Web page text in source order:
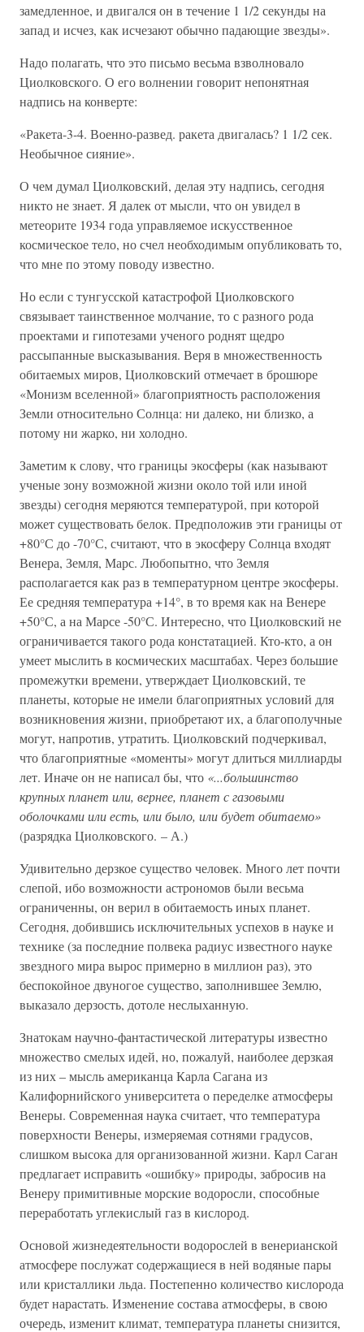
замедленное, и двигался он в течение 1 1/2 секунды на
запад и исчез, как исчезают обычно падающие звезды».
Надо полагать, что это письмо весьма взволновало
Циолковского. О его волнении говорит непонятная
надпись на конверте:
«Ракета-3-4. Военно-развед. ракета двигалась? 1 1/2 сек.
Необычное сияние».
О чем думал Циолковский, делая эту надпись, сегодня
никто не знает. Я далек от мысли, что он увидел в
метеорите 1934 года управляемое искусственное
космическое тело, но счел необходимым опубликовать то,
что мне по этому поводу известно.
Но если с тунгусской катастрофой Циолковского
связывает таинственное молчание, то с разного рода
проектами и гипотезами ученого роднят щедро
рассыпанные высказывания. Веря в множественность
обитаемых миров, Циолковский отмечает в брошюре
«Монизм вселенной» благоприятность расположения
Земли относительно Солнца: ни далеко, ни близко, а
потому ни жарко, ни холодно.
Заметим к слову, что границы экосферы (как называют
ученые зону возможной жизни около той или иной
звезды) сегодня меряются температурой, при которой
может существовать белок. Предположив эти границы от
+80°С до -70°С, считают, что в экосферу Солнца входят
Венера, Земля, Марс. Любопытно, что Земля
располагается как раз в температурном центре экосферы.
Ее средняя температура +14°, в то время как на Венере
+50°С, а на Марсе -50°С. Интересно, что Циолковский не
ограничивается такого рода констатацией. Кто-кто, а он
умеет мыслить в космических масштабах. Через большие
промежутки времени, утверждает Циолковский, те
планеты, которые не имели благоприятных условий для
возникновения жизни, приобретают их, а благополучные
могут, напротив, утратить. Циолковский подчеркивал,
что благоприятные «моменты» могут длиться миллиарды
лет. Иначе он не написал бы, что «...большинство
крупных планет или, вернее, планет с газовыми
оболочками или есть, или было, или будет обитаемо»
(разрядка Циолковского. – А.)
Удивительно дерзкое существо человек. Много лет почти
слепой, ибо возможности астрономов были весьма
ограниченны, он верил в обитаемость иных планет.
Сегодня, добившись исключительных успехов в науке и
технике (за последние полвека радиус известного науке
звездного мира вырос примерно в миллион раз), это
беспокойное двуногое существо, заполнившее Землю,
выказало дерзость, дотоле неслыханную.
Знатокам научно-фантастической литературы известно
множество смелых идей, но, пожалуй, наиболее дерзкая
из них – мысль американца Карла Сагана из
Калифорнийского университета о переделке атмосферы
Венеры. Современная наука считает, что температура
поверхности Венеры, измеряемая сотнями градусов,
слишком высока для организованной жизни. Карл Саган
предлагает исправить «ошибку» природы, забросив на
Венеру примитивные морские водоросли, способные
переработать углекислый газ в кислород.
Основой жизнедеятельности водорослей в венерианской
атмосфере послужат содержащиеся в ней водяные пары
или кристаллики льда. Постепенно количество кислорода
будет нарастать. Изменение состава атмосферы, в свою
очередь, изменит климат, температура планеты снизится,